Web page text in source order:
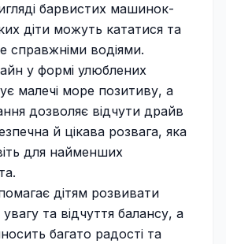
барвистих машинок-
діти можуть кататися та
справжніми водіями.
у формі улюблених
малечі море позитиву, а
дозволяє відчути драйв
й цікава розвага, яка
для найменших
дітям розвивати
та відчуття балансу, а
багато радості та